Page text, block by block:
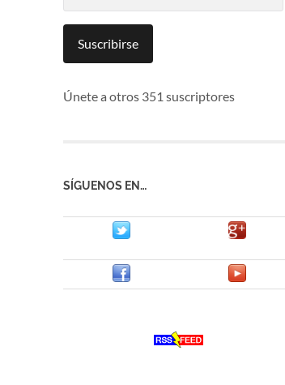
mailSuscribirse
Únete a otros 351 suscriptores
SÍGUENOS EN…